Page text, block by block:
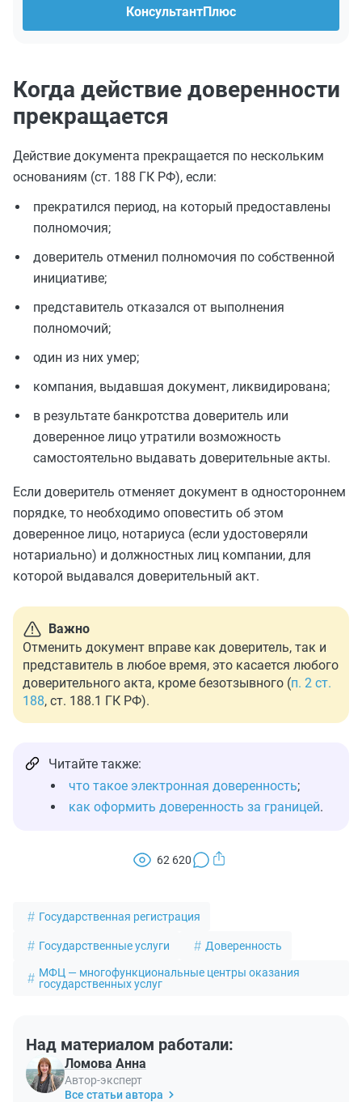
КонсультантПлюс
Когда действие доверенности
прекращается
Действие документа прекращается по нескольким
основаниям (ст. 188 ГК РФ), если:
прекратился период, на который предоставлены
полномочия;
доверитель отменил полномочия по собственной
инициативе;
представитель отказался от выполнения
полномочий;
один из них умер;
компания, выдавшая документ, ликвидирована;
в результате банкротства доверитель или
доверенное лицо утратили возможность
самостоятельно выдавать доверительные акты.
Если доверитель отменяет документ в одностороннем
порядке, то необходимо оповестить об этом
доверенное лицо, нотариуса (если удостоверяли
нотариально) и должностных лиц компании, для
которой выдавался доверительный акт.
Важно
Отменить документ вправе как доверитель, так и
представитель в любое время, это касается любого
доверительного акта, кроме безотзывного (п. 2 ст.
188, ст. 188.1 ГК РФ).
Читайте также:
что такое электронная доверенность;
как оформить доверенность за границей.
62 620
Государственная регистрация
Государственные услуги Доверенность
МФЦ — многофункциональные центры оказания
государственных услуг
Над материалом работали:
Ломова Анна
Автор-эксперт
Все статьи автора